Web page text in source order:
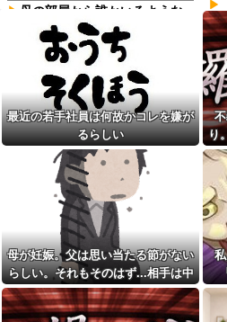
母の部屋から誰かいるような
音がする
夫「嫁がメシマズで困ってる
んだよ。毎日つれーわｗ」義両
親「なに！食べに行く！」夫
「いや、そんな事しなくていい
からｗ」→ある日、私の作った
ご...
美容院ってオッサンがいきな
り行っても大丈夫なん？
みい山作者、みいちゃんでチ
ー牛なのではという疑惑が生ま
れるｗｗｗｗｗｗｗ
【画像】俺たちの姫本田望
結、久しぶりに画像を投稿した
結果→やっぱりワイらの姫だっ
たw w w w w w w w w w
【仰天】X、メンエス嬢とラウ
ンジ嬢が熾烈な女の争いを繰り
広げ対戦型になってしまうw w
w w w w w w
【動画】御当地アイドルだっ
人
ｗ
J2
台
山
「
た
て
ち
が
こ
奴
っ
最近の若手社員は何故かコレを嫌が
るらしい
り
母が妊娠。父は思い当たる節がない
らしい。それもそのはず...相手は中
1の...
の